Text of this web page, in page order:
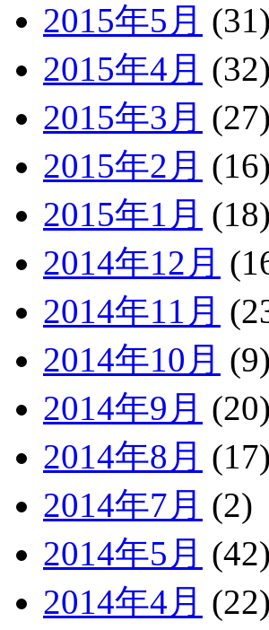
2015年5月 (31)
2015年4月 (32)
2015年3月 (27)
2015年2月 (16)
2015年1月 (18)
2014年12月
2014年11月
2014年10月 (9)
2014年9月 (20)
2014年8月 (17)
2014年7月 (2)
2014年5月 (42)
2014年4月 (22)